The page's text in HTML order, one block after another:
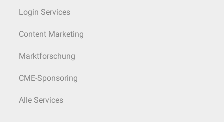
Login Services
Content Marketing
Marktforschung
CME-Sponsoring
Alle Services